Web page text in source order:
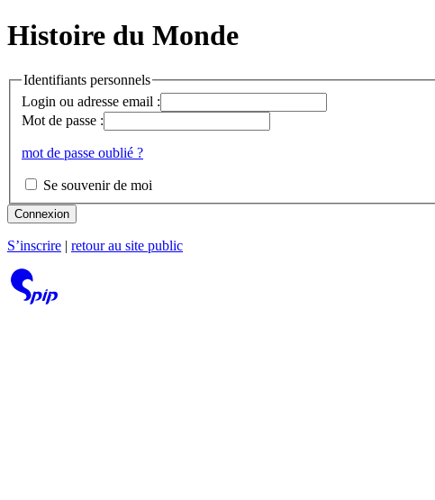
Histoire du Monde
Identifiants personnels
Login ou adresse email :
Mot de passe :
mot de passe oublié ?
Se souvenir de moi
Connexion
S’inscrire retour au site public